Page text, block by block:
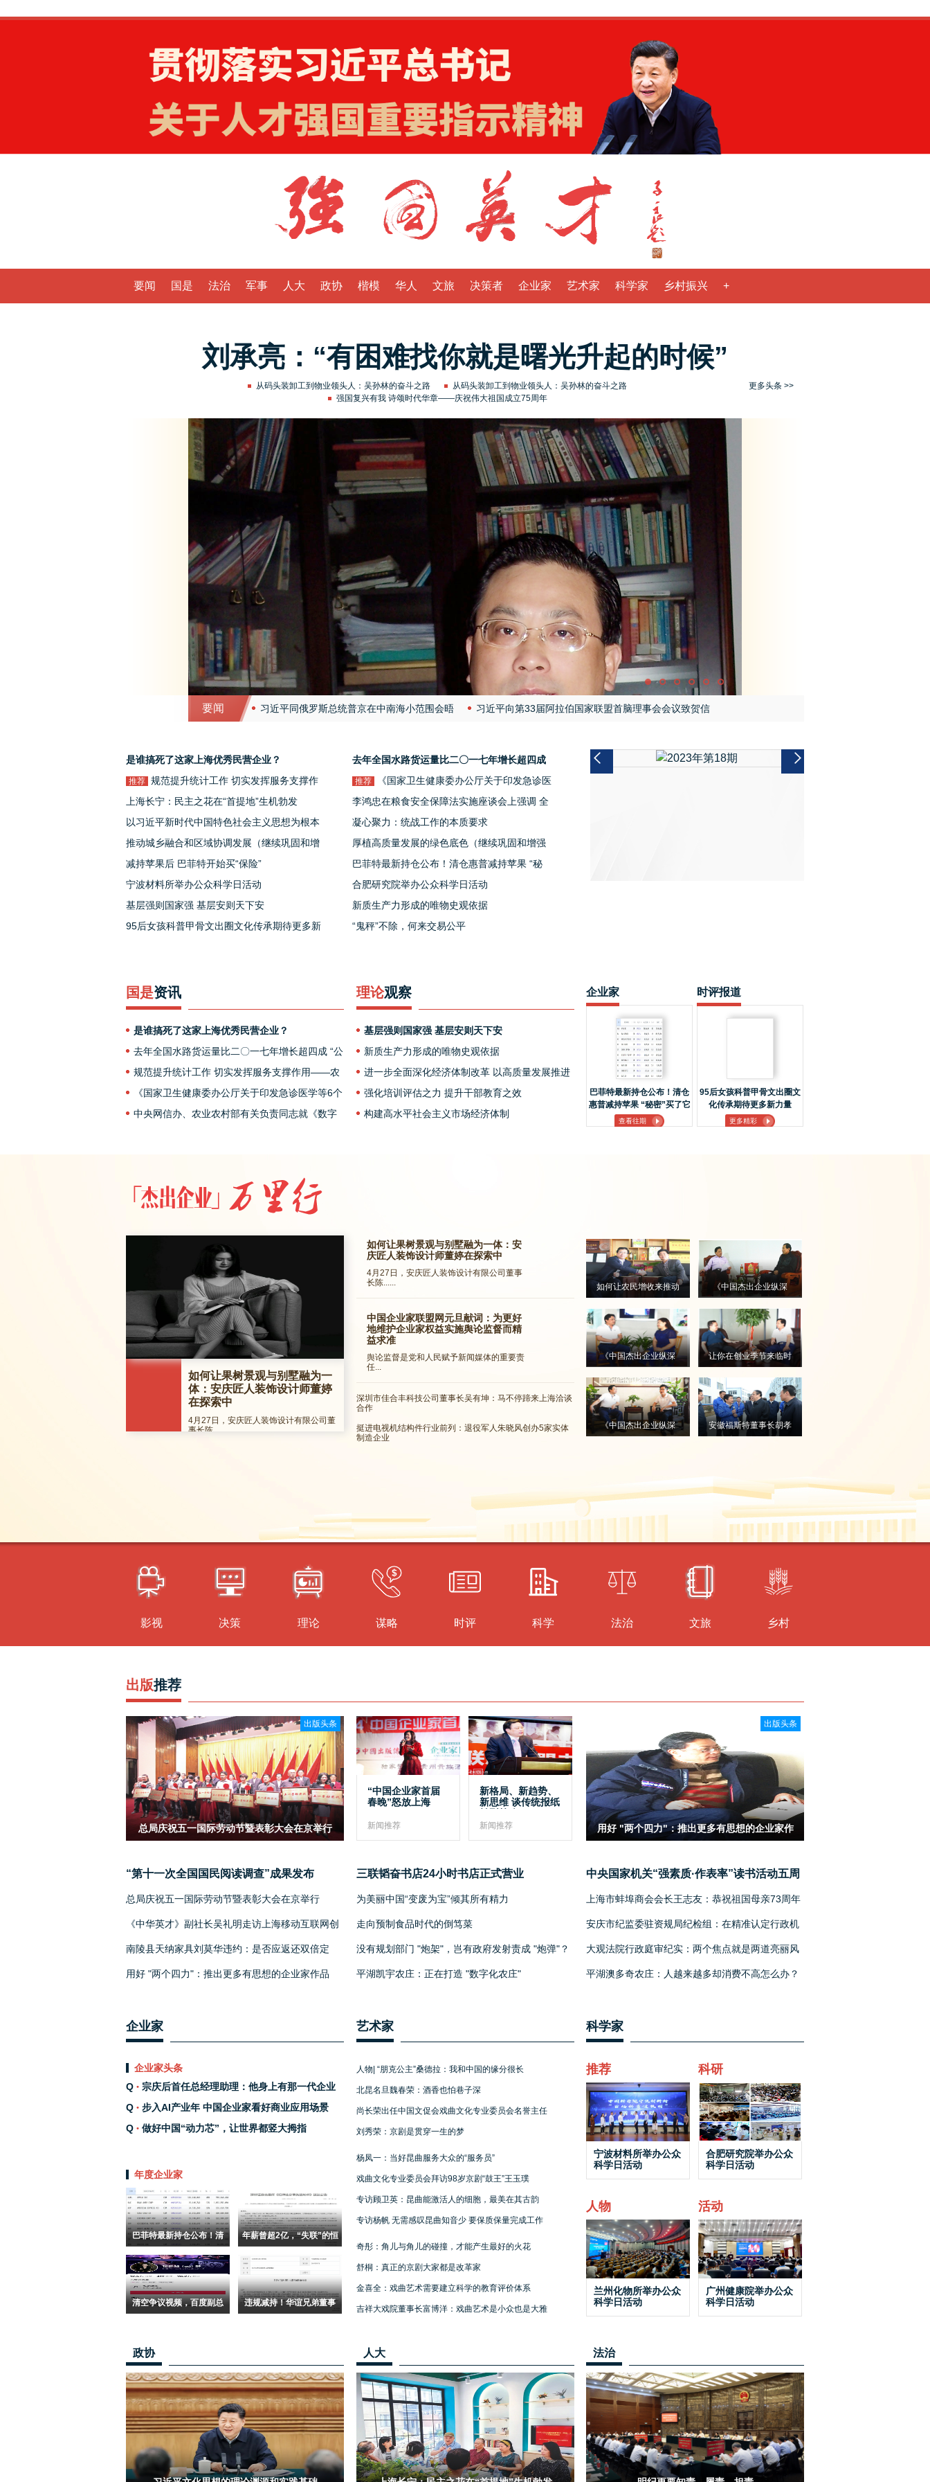
要闻 国是 法治 军事 人大 政协 楷模 华人 文旅 决策者 企业家 艺术家 科学家 乡村振兴 +
刘承亮：“有困难找你就是曙光升起的时候”
从码头装卸工到物业领头人：吴孙林的奋斗之路
从码头装卸工到物业领头人：吴孙林的奋斗之路
强国复兴有我 诗颂时代华章——庆祝伟大祖国成立75周年
更多头条 >>
中国企业家联盟网元旦献词：为更好地维护企业家权益实施舆论监督而精益求准
要闻 习近平同俄罗斯总统普京在中南海小范围会晤 习近平向第33届阿拉伯国家联盟首脑理事会会议致贺信
快讯：习近平同俄罗斯总统普京共同出席“中俄文化年”开幕式暨庆祝中俄建交75周年专场音乐会
习近平同俄罗斯总统普京共同会见记者 习近平同俄罗斯总统普京会谈
快讯：习近平同俄罗斯总统普京共同签署并发表关于深化中俄新时代全面战略协作伙伴关系的联合声明
是谁搞死了这家上海优秀民营企业？
去年全国水路货运量比二〇一七年增长超四成
“公转水”转出降本新空间
推荐 规范提升统计工作 切实发挥服务支撑作
用——农业农村部法规司、市场与信息化司负
责人就《农业农村部门统计工作管理办法》答
记者问
推荐
《国家卫生健康委办公厅关于印发急诊医
学等6个专业医疗质量控制指标（2024年版）
的通知》解读
上海长宁：民主之花在“首提地”生机勃发
李鸿忠在粮食安全保障法实施座谈会上强调 全
面贯彻实施粮食安全保障法 以高水平法治为国
家粮食安全保驾护航
以习近平新时代中国特色社会主义思想为根本
遵循推进党的自我革命
凝心聚力：统战工作的本质要求
推动城乡融合和区域协调发展（继续巩固和增
强经济回升向好态势·两会之后看落实⑧）
厚植高质量发展的绿色底色（继续巩固和增强
经济回升向好态势·两会之后看落实⑦）
减持苹果后 巴菲特开始买“保险”
巴菲特最新持仓公布！清仓惠普减持苹果 “秘
密”买了它
宁波材料所举办公众科学日活动
合肥研究院举办公众科学日活动
基层强则国家强 基层安则天下安
新质生产力形成的唯物史观依据
95后女孩科普甲骨文出圈文化传承期待更多新
“鬼秤”不除，何来交易公平
国是资讯
是谁搞死了这家上海优秀民营企业？
去年全国水路货运量比二〇一七年增长超四成 “公
转水”转出降本新空间
规范提升统计工作 切实发挥服务支撑作用——农
业农村部法规司、市场与信息化司负责人就《农
业农村部门统计工作管理办法》答记者问
《国家卫生健康委办公厅关于印发急诊医学等6个
专业医疗质量控制指标（2024年版）的通知》解
中央网信办、农业农村部有关负责同志就《数字
理论观察
基层强则国家强 基层安则天下安
新质生产力形成的唯物史观依据
进一步全面深化经济体制改革 以高质量发展推进
中国式现代化
强化培训评估之力 提升干部教育之效
构建高水平社会主义市场经济体制
企业家
巴菲特最新持仓公布！清仓
惠普减持苹果 “秘密”买了它
查看往期
时评报道
95后女孩科普甲骨文出圈文
化传承期待更多新力量
更多精彩
如何让果树景观与别墅融为一
体：安庆匠人装饰设计师董婷
在探索中
4月27日，安庆匠人装饰设计有限公司董
事长陈......
如何让果树景观与别墅融为一体：安
庆匠人装饰设计师董婷在探索中
4月27日，安庆匠人装饰设计有限公司董事
长陈......
中国企业家联盟网元旦献词：为更好
地维护企业家权益实施舆论监督而精
益求准
舆论监督是党和人民赋予新闻媒体的重要责
任...
深圳市佳合丰科技公司董事长吴有坤：马不停蹄来上海洽谈
合作
挺进电视机结构件行业前列：退役军人朱晓风创办5家实体
制造企业
如何让农民增收来推动
农村农业发展？
《中国杰出企业纵深
行》大型电视系列专题
片之方根生
《中国杰出企业纵深
行》大型电视系列之张
实
让你在创业季节来临时
《中国杰出企业纵深 安徽福斯特董事长胡孝
影视 决策 理论 谋略 时评 科学 法治 文旅 乡村
出版推荐
总局庆祝五一国际劳动节暨表彰大会在京举行
出版头条
“中国企业家首届
春晚”怒放上海
新闻推荐
新格局、新趋势、
新思维 谈传统报纸
新闻推荐
用好 "两个四力"：推出更多有思想的企业家作
品
出版头条
“第十一次全国国民阅读调查”成果发布 三联韬奋书店24小时书店正式营业
中央国家机关“强素质·作表率”读书活动五周
总局庆祝五一国际劳动节暨表彰大会在京举行 为美丽中国“变废为宝”倾其所有精力
上海市蚌埠商会会长王志友：恭祝祖国母亲73周年
《中华英才》副社长吴礼明走访上海移动互联网创
走向预制食品时代的倒笃菜
安庆市纪监委驻资规局纪检组：在精准认定行政机
南陵县天纳家具刘莫华违约：是否应返还双倍定
没有规划部门 "炮架"，岂有政府发射责成 "炮弹"？
大观法院行政庭审纪实：两个焦点就是两道亮丽风
用好 "两个四力"：推出更多有思想的企业家作品
平湖凯宇农庄：正在打造 "数字化农庄" 平湖澳多奇农庄：人越来越多却消费不高怎么办？
企业家
企业家头条
宗庆后首任总经理助理：他身上有那一代企业
家的共同品质特征
步入AI产业年 中国企业家看好商业应用场景
做好中国“动力芯”，让世界都竖大拇指
年度企业家
巴菲特最新持仓公布！清
仓惠普减持苹果 “秘密”买
了它
年薪曾超2亿，“失联”的恒
大原董事夏海钧拟被深交
清空争议视频，百度副总
裁璩静否认已被开除：我
违规减持！华谊兄弟董事
长王忠军收警示函，被计
艺术家
人物| “朋克公主”桑德拉：我和中国的缘分很长
北昆名旦魏春荣：酒香也怕巷子深
尚长荣出任中国文促会戏曲文化专业委员会名誉主任
刘秀荣：京剧是贯穿一生的梦
杨凤一：当好昆曲服务大众的“服务员”
戏曲文化专业委员会拜访98岁京剧“鼓王”王玉璞
专访顾卫英：昆曲能激活人的细胞，最美在其古韵
专访杨帆 无需感叹昆曲知音少 要保质保量完成工作
奇彤：角儿与角儿的碰撞，才能产生最好的火花
舒桐：真正的京剧大家都是改革家
金喜全：戏曲艺术需要建立科学的教育评价体系
吉祥大戏院董事长富博洋：戏曲艺术是小众也是大雅
科学家
推荐
宁波材料所举办公众
科学日活动
科研
合肥研究院举办公众
科学日活动
人物
兰州化物所举办公众
科学日活动
活动
广州健康院举办公众
科学日活动
政协 人大 法治